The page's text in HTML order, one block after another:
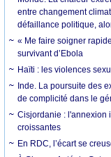
entre changement
défaillance politique,
« Me faire soigner
survivant d’Ebola
Haïti : les violences
Inde. La poursuite des
de complicité dans le
Cisjordanie : l'annexion
croissantes
En RDC, l’écart se